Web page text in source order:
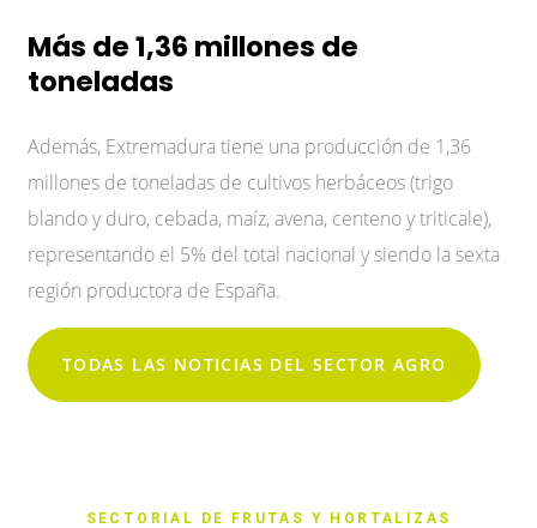
Más de 1,36 millones de
toneladas
Además, Extremadura tiene una producción de 1,36
millones de toneladas de cultivos herbáceos (trigo
blando y duro, cebada, maíz, avena, centeno y triticale),
representando el 5% del total nacional y siendo la sexta
región productora de España.
TODAS LAS NOTICIAS DEL SECTOR AGRO
SECTORIAL DE FRUTAS Y HORTALIZAS